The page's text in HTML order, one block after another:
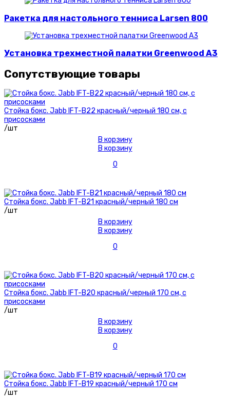
Ракетка для настольного тенниса Larsen 800
Установка трехместной палатки Greenwood A3
Сопутствующие товары
Стойка бокс. Jabb IFT-B22 красный/черный 180 см, с
присосками
/шт
В корзину
В корзину
0
Стойка бокс. Jabb IFT-B21 красный/черный 180 см
/шт
В корзину
В корзину
0
Стойка бокс. Jabb IFT-B20 красный/черный 170 см, с
присосками
/шт
В корзину
В корзину
0
Стойка бокс. Jabb IFT-B19 красный/черный 170 см
/шт